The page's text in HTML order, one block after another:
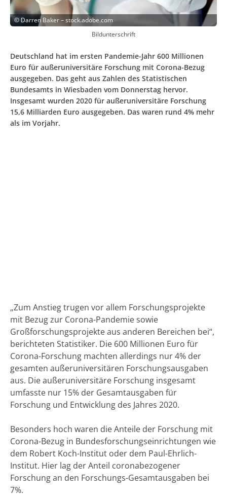
© Darren Baker – stock.adobe.com
Bildunterschrift
Deutschland hat im ersten Pandemie-Jahr 600 Millionen
Euro für außeruniversitäre Forschung mit Corona-Bezug
ausgegeben. Das geht aus Zahlen des Statistischen
Bundesamts in Wiesbaden vom Donnerstag hervor.
Insgesamt wurden 2020 für außeruniversitäre Forschung
15,6 Milliarden Euro ausgegeben. Das waren rund 4% mehr
als im Vorjahr.
„Zum Anstieg trugen vor allem Forschungsprojekte
mit Bezug zur Corona-Pandemie sowie
Großforschungsprojekte aus anderen Bereichen bei“,
berichteten Statistiker. Die 600 Millionen Euro für
Corona-Forschung machten allerdings nur 4% der
gesamten außeruniversitären Forschungsausgaben
aus. Die außeruniversitäre Forschung insgesamt
umfasste nur 15% der Gesamtausgaben für
Forschung und Entwicklung des Jahres 2020.
Besonders hoch waren die Anteile der Forschung mit
Corona-Bezug in Bundesforschungseinrichtungen wie
dem Robert Koch-Institut oder dem Paul-Ehrlich-
Institut. Hier lag der Anteil coronabezogener
Forschung an den Forschungs-Gesamtausgaben bei
7%.